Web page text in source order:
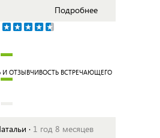
Подробнее
И ОТЗЫВЧИВОСТЬ ВСТРЕЧАЮЩЕГО
· 1 год 8 месяцев